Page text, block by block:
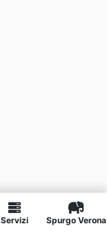
Servizi Spurgo Verona